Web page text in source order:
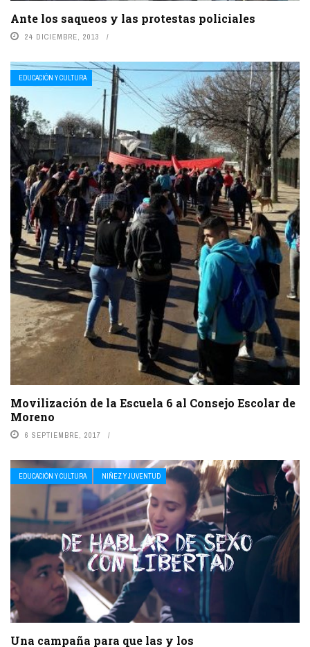
Ante los saqueos y las protestas policiales
24 DICIEMBRE, 2013
EDUCACIÓN Y CULTURA
Movilización de la Escuela 6 al Consejo Escolar de
Moreno
6 SEPTIEMBRE, 2017
EDUCACIÓN Y CULTURA NIÑEZ Y JUVENTUD
Una campaña para que las y los